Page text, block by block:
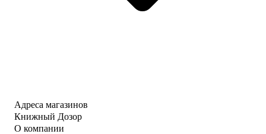
Адреса магазинов
Книжный Дозор
О компании